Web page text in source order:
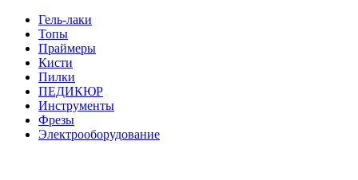
Гель-лаки
Топы
Праймеры
Кисти
Пилки
ПЕДИКЮР
Инструменты
Фрезы
Электрооборудование